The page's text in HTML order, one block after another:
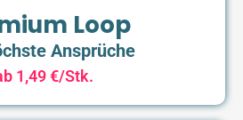
Loop
Ansprüche
1,49 €/Stk.